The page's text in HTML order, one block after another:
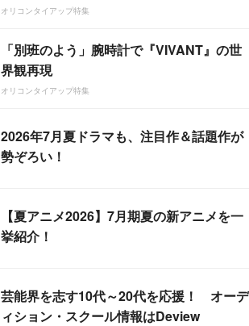
オリコンタイアップ特集
「別班のよう」腕時計で『VIVANT』の世
界観再現
オリコンタイアップ特集
2026年7月夏ドラマも、注目作＆話題作が
勢ぞろい！
【夏アニメ2026】7月期夏の新アニメを一
挙紹介！
芸能界を志す10代～20代を応援！ オーデ
ィション・スクール情報はDeview